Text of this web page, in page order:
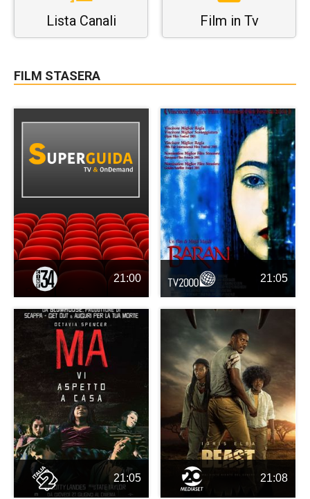
Lista Canali Film in Tv
FILM STASERA
21:00 21:05
21:05 21:08